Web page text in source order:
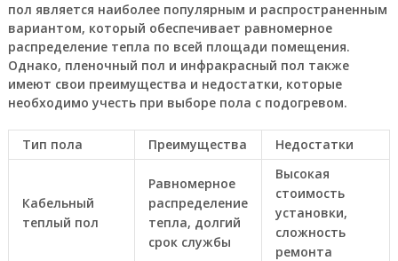
пол является наиболее популярным и распространенным
вариантом, который обеспечивает равномерное
распределение тепла по всей площади помещения.
Однако, пленочный пол и инфракрасный пол также
имеют свои преимущества и недостатки, которые
необходимо учесть при выборе пола с подогревом.
Тип пола Преимущества Недостатки
Кабельный
теплый пол
Равномерное
распределение
тепла, долгий
срок службы
Высокая
стоимость
установки,
сложность
ремонта